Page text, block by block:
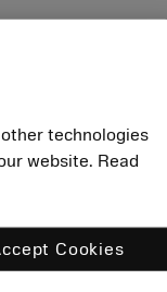
przy
mały rdzeń
Wielkość
może to
zbyt duże
technologies
website. Read
Cookies